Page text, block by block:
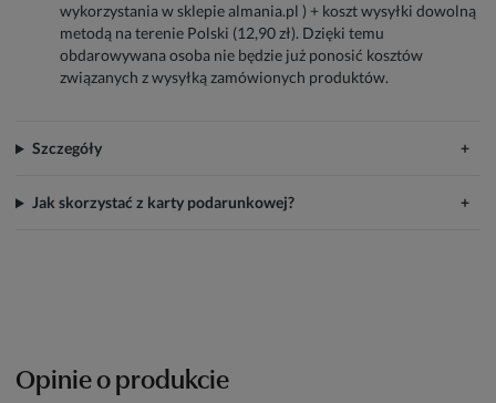
wykorzystania w sklepie almania.pl ) + koszt wysyłki dowolną
metodą na terenie Polski (12,90 zł). Dzięki temu
obdarowywana osoba nie będzie już ponosić kosztów
związanych z wysyłką zamówionych produktów.
Szczegóły
Jak skorzystać z karty podarunkowej?
Opinie o produkcie